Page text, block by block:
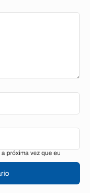
próxima vez que eu